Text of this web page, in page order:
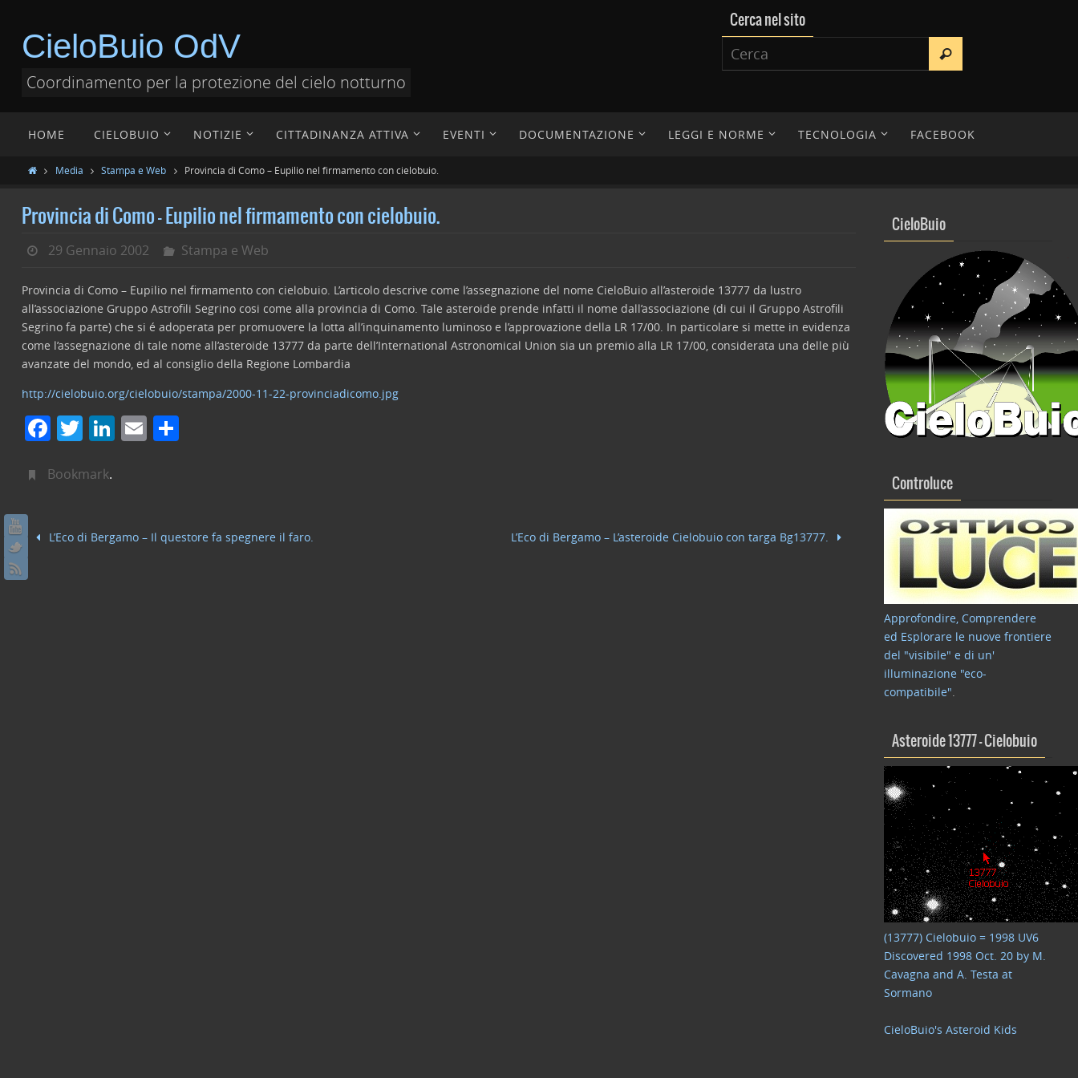
CieloBuio OdV
Coordinamento per la protezione del cielo notturno
Cerca nel sito
HOME CIELOBUIO NOTIZIE CITTADINANZA ATTIVA EVENTI DOCUMENTAZIONE LEGGI E NORME TECNOLOGIA FACEBOOK
Media Stampa e Web Provincia di Como – Eupilio nel firmamento con cielobuio.
Provincia di Como – Eupilio nel firmamento con cielobuio.
29 Gennaio 2002 Stampa e Web
Provincia di Como – Eupilio nel firmamento con cielobuio. L’articolo descrive come l’assegnazione del nome CieloBuio all’asteroide 13777 da lustro
all’associazione Gruppo Astrofili Segrino cosi come alla provincia di Como. Tale asteroide prende infatti il nome dall’associazione (di cui il Gruppo Astrofili
Segrino fa parte) che si é adoperata per promuovere la lotta all’inquinamento luminoso e l’approvazione della LR 17/00. In particolare si mette in evidenza
come l’assegnazione di tale nome all’asteroide 13777 da parte dell’International Astronomical Union sia un premio alla LR 17/00, considerata una delle più
avanzate del mondo, ed al consiglio della Regione Lombardia
http://cielobuio.org/cielobuio/stampa/2000-11-22-provinciadicomo.jpg
F
c
b
T
itt
Li
dI
E
vi
Bookmark.
L’Eco di Bergamo – Il questore fa spegnere il faro. L’Eco di Bergamo – L’asteroide Cielobuio con targa Bg13777.
CieloBuio
Controluce
Approfondire, Comprendere
ed Esplorare le nuove frontiere
del "visibile" e di un'
illuminazione "eco-
compatibile".
Asteroide 13777 – Cielobuio
(13777) Cielobuio = 1998 UV6
Discovered 1998 Oct. 20 by M.
Cavagna and A. Testa at
Sormano
CieloBuio's Asteroid Kids